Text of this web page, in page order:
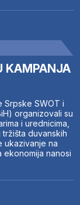
KAMPANJA
Srpske SWOT i
organizovali su
i urednicima,
duvanskih
ukazivanje na
nanosi